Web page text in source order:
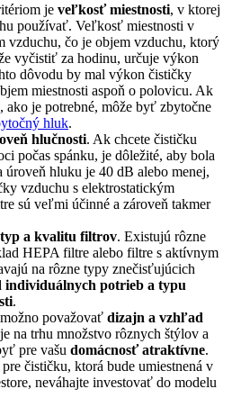
je veľkosť miestnosti, v ktorej
používať. Veľkosť miestnosti v
vzduchu, čo je objem vzduchu, ktorý
vyčistiť za hodinu, určuje výkon
dôvodu by mal výkon čističky
miestnosti aspoň o polovicu. Ak
ako je potrebné, môže byť zbytočne
hluk.
hlučnosti. Ak chcete čističku
počas spánku, je dôležité, aby bola
úroveň hluku je 40 dB alebo menej,
vzduchu s elektrostatickým
sú veľmi účinné a zároveň takmer
typ a kvalitu filtrov. Existujú rôzne
HEPA filtre alebo filtre s aktívnym
na rôzne typy znečisťujúcich
individuálnych potrieb a typu
.
považovať dizajn a vzhľad
na trhu množstvo rôznych štýlov a
pre vašu domácnosť atraktívne.
čističku, ktorá bude umiestnená v
neváhajte investovať do modelu